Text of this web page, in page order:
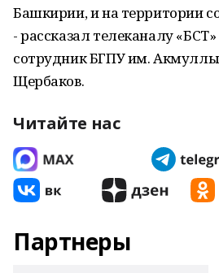
Башкирии, и на территории
- рассказал телеканалу
сотрудник БГПУ им.
Щербаков.
Читайте нас
Партнеры